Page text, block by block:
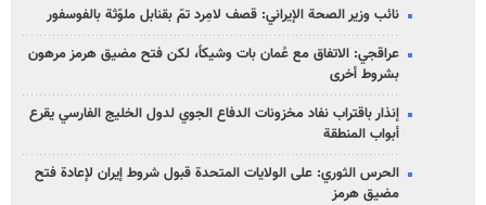
نائب وزير الصحة الإيراني: قصف لامِرد تمّ بقنابل ملوّثة بالفوسفور
عراقجي: الاتفاق مع عُمان بات وشيكاً، لكن فتح مضيق هرمز مرهون
بشروط أخرى
إنذار باقتراب نفاد مخزونات الدفاع الجوي لدول الخليج الفارسي يقرع
أبواب المنطقة
الحرس الثوري: على الولايات المتحدة قبول شروط إيران لإعادة فتح
مضيق هرمز